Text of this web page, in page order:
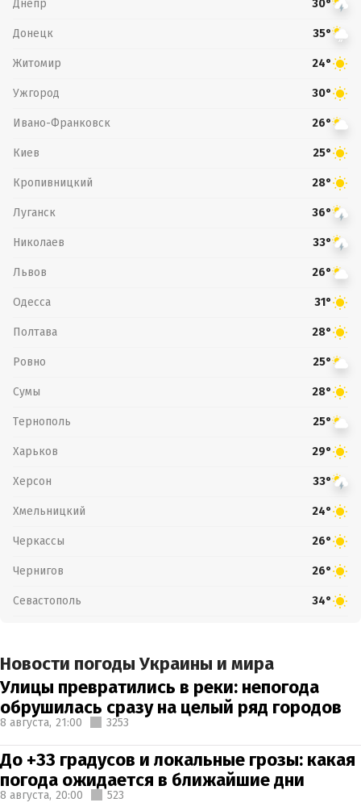
Днепр 30°
Донецк 35°
Житомир 24°
Ужгород 30°
Ивано-Франковск 26°
Киев 25°
Кропивницкий 28°
Луганск 36°
Николаев 33°
Львов 26°
Одесса 31°
Полтава 28°
Ровно 25°
Сумы 28°
Тернополь 25°
Харьков 29°
Херсон 33°
Хмельницкий 24°
Черкассы 26°
Чернигов 26°
Севастополь 34°
Новости погоды Украины и мира
Улицы превратились в реки: непогода
обрушилась сразу на целый ряд городов
8 августа, 21:00 3253
До +33 градусов и локальные грозы: какая
погода ожидается в ближайшие дни
8 августа, 20:00 523